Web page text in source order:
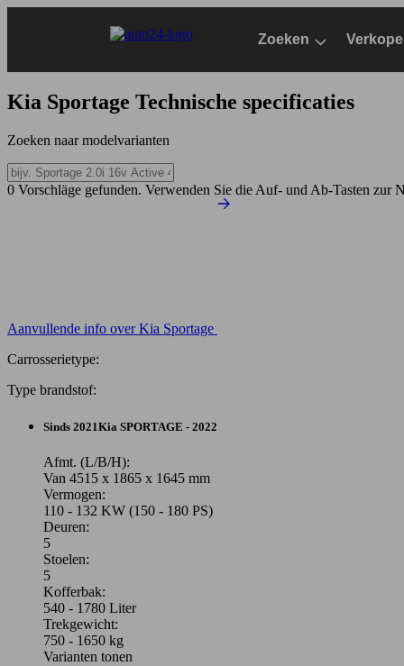
Zoeken
Kia Sportage Technische specificaties
Zoeken naar modelvarianten
0 Vorschläge gefunden. Verwenden Sie die Auf- und Ab-Tasten zur
Aanvullende info over Kia Sportage
Carrosserietype:
Type brandstof:
Sinds 2021Kia SPORTAGE - 2022
Afmt. (L/B/H):
Van 4515 x 1865 x 1645 mm
Vermogen:
110 - 132 KW (150 - 180 PS)
Deuren:
5
Stoelen:
5
Kofferbak:
540 - 1780 Liter
Trekgewicht:
750 - 1650 kg
Varianten tonen